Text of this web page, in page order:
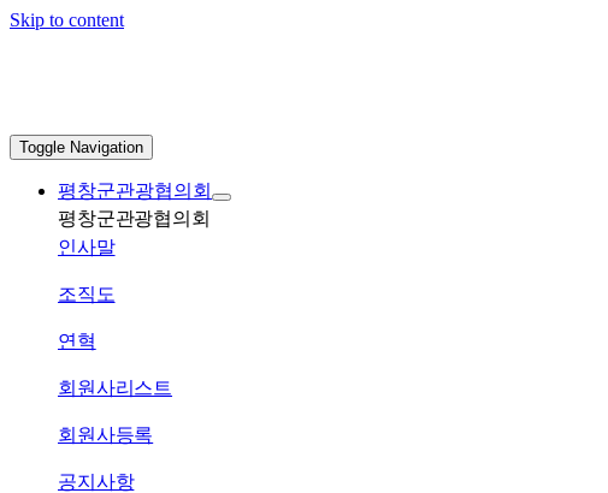
Skip to content
Toggle Navigation
평창군관광협의회
평창군관광협의회
인사말
조직도
연혁
회원사리스트
회원사등록
공지사항